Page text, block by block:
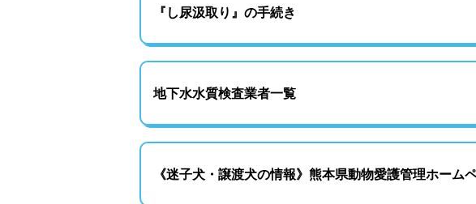
『し尿汲取り』の手続き
地下水水質検査業者一覧
《迷子犬・譲渡犬の情報》熊本県動物愛護管理ホーム